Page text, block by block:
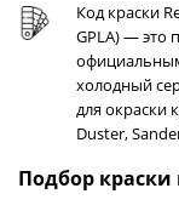
Код краски
GPLA) — это
холодный
для окраски
Duster,
Подбор краски